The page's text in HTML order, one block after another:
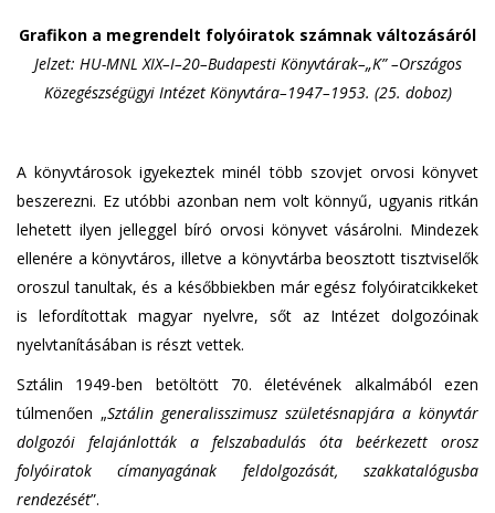
Grafikon a megrendelt folyóiratok számnak változásáról
Jelzet: HU-MNL XIX–I–20–Budapesti Könyvtárak–„K” –Országos
Közegészségügyi Intézet Könyvtára–1947–1953. (25. doboz)
A könyvtárosok igyekeztek minél több szovjet orvosi könyvet
beszerezni. Ez utóbbi azonban nem volt könnyű, ugyanis ritkán
lehetett ilyen jelleggel bíró orvosi könyvet vásárolni. Mindezek
ellenére a könyvtáros, illetve a könyvtárba beosztott tisztviselők
oroszul tanultak, és a későbbiekben már egész folyóiratcikkeket
is lefordítottak magyar nyelvre, sőt az Intézet dolgozóinak
nyelvtanításában is részt vettek.
Sztálin 1949-ben betöltött 70. életévének alkalmából ezen
túlmenően „Sztálin generalisszimusz születésnapjára a könyvtár
dolgozói felajánlották a felszabadulás óta beérkezett orosz
folyóiratok címanyagának feldolgozását, szakkatalógusba
rendezését”.